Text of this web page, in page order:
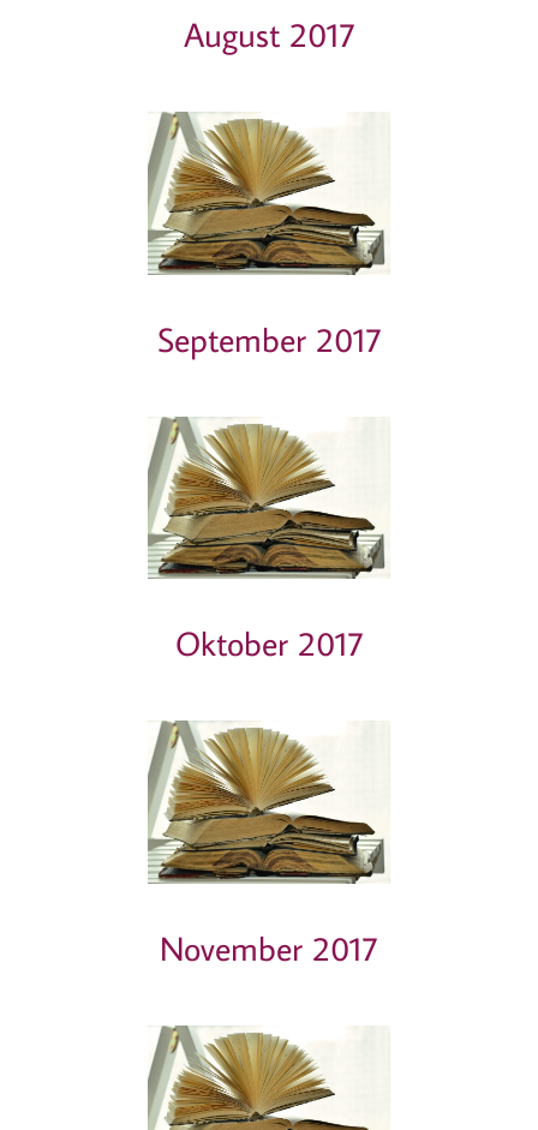
August 2017
September 2017
Oktober 2017
November 2017